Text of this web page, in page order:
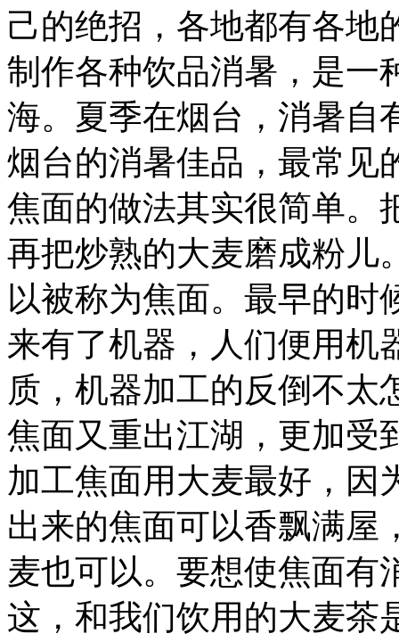
己的绝招，各地都有各地
制作各种饮品消暑，是一
海。夏季在烟台，消暑自
烟台的消暑佳品，最常见
焦面的做法其实很简单。
再把炒熟的大麦磨成粉儿
以被称为焦面。最早的时
来有了机器，人们便用机
质，机器加工的反倒不太
焦面又重出江湖，更加受
加工焦面用大麦最好，因
出来的焦面可以香飘满屋
麦也可以。要想使焦面有
这，和我们饮用的大麦茶